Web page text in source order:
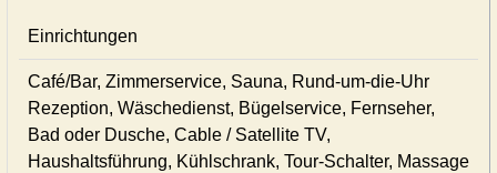
Einrichtungen
Café/Bar, Zimmerservice, Sauna, Rund-um-die-Uhr
Rezeption, Wäschedienst, Bügelservice, Fernseher,
Bad oder Dusche, Cable / Satellite TV,
Haushaltsführung, Kühlschrank, Tour-Schalter, Massage